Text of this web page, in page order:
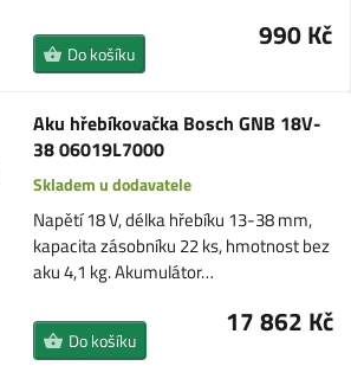
990 Kč
Do košíku
Aku hřebíkovačka Bosch GNB 18V-
38 06019L7000
Skladem u dodavatele
Napětí 18 V, délka hřebíku 13-38 mm,
kapacita zásobníku 22 ks, hmotnost bez
aku 4,1 kg. Akumulátor…
17 862 Kč
Do košíku